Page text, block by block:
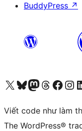
BuddyPress ↗
Truy cập tài khoản X (trước đây là Twitter) của chúng tôiVisit our Bluesky account
Visit our Mastodon account
Visit our Threads
Xem trang Facebook của chúng tôiTruy cập tài khoản Instagram của chúng tôiTruy cập
Viết code như làm
The WordPress®